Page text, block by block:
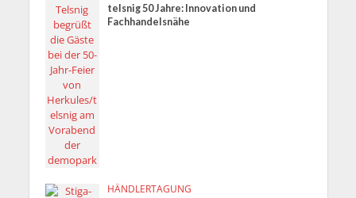
telsnig 50 Jahre: Innovation und
Fachhandelsnähe
HÄNDLERTAGUNG